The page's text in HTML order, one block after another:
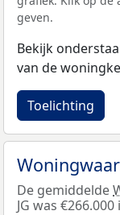
geven.
Bekijk
van de
Toelichting
De gemiddelde
JG was €266.000